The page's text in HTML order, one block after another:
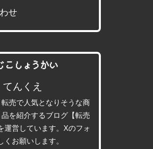
せ
こしょうかい
てんくえ
転売で人気となりそうな商
品を紹介するブログ【転売
運営しています。Xのフォ
くお願いします。